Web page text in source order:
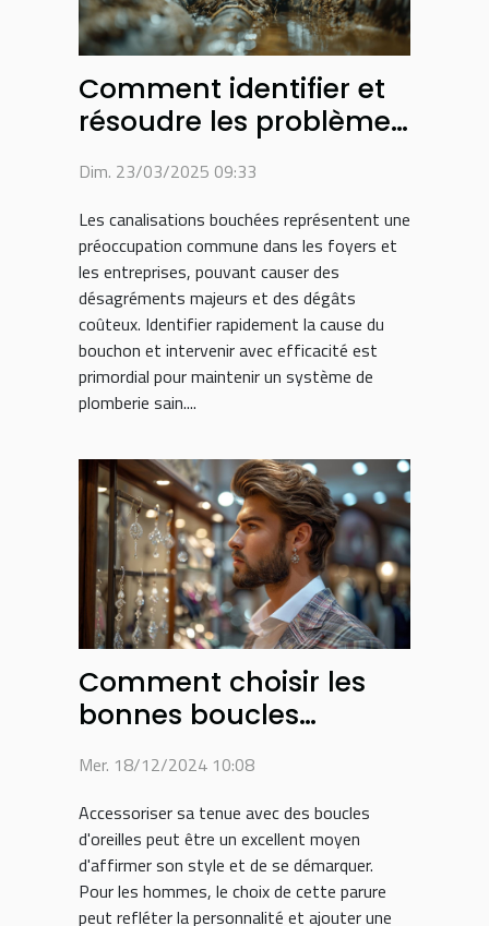
Comment identifier et
résoudre les problèmes
bouchées
Dim. 23/03/2025 09:33
Les canalisations bouchées représentent une
préoccupation commune dans les foyers et
les entreprises, pouvant causer des
désagréments majeurs et des dégâts
coûteux. Identifier rapidement la cause du
bouchon et intervenir avec efficacité est
primordial pour maintenir un système de
plomberie sain....
Comment choisir les
bonnes boucles
Mer. 18/12/2024 10:08
Accessoriser sa tenue avec des boucles
d'oreilles peut être un excellent moyen
d'affirmer son style et de se démarquer.
Pour les hommes, le choix de cette parure
peut refléter la personnalité et ajouter une